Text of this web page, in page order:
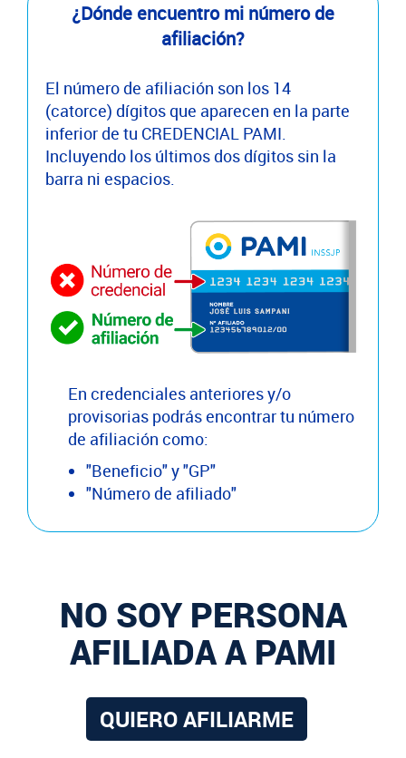
¿Dónde encuentro mi número de
afiliación?
El número de afiliación son los 14
(catorce) dígitos que aparecen en la parte
inferior de tu CREDENCIAL PAMI.
Incluyendo los últimos dos dígitos sin la
barra ni espacios.
En credenciales anteriores y/o
provisorias podrás encontrar tu número
de afiliación como:
"Beneficio" y "GP"
"Número de afiliado"
NO SOY PERSONA
AFILIADA A PAMI
QUIERO AFILIARME